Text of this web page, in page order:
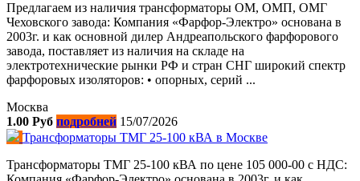
Предлагаем из наличия трансформаторы ОМ, ОМП, ОМГ
Чеховского завода: Компания «Фарфор-Электро» основана в
2003г. и как основной дилер Андреапольского фарфорового
завода, поставляет из наличия на складе на
электротехнические рынки РФ и стран СНГ широкий спектр
фарфоровых изоляторов: • опорных, серий ...
Москва
1.00 Руб подробней 15/07/2026
Трансформаторы ТМГ 25-100 кВА в Москве
Трансформаторы ТМГ 25-100 кВА по цене 105 000-00 с НДС: